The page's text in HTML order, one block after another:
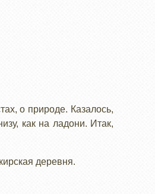
о природе. Казалось,
как на ладони. Итак,
деревня.